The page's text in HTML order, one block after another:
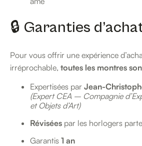
🔒 Garanties
Pour vous offrir une expérience
irréprochable, toutes les montres
Expertisées par Jean-
(Expert CEA – Compagnie
et Objets d’Art)
Révisées par les horlogers
Garantis 1 an